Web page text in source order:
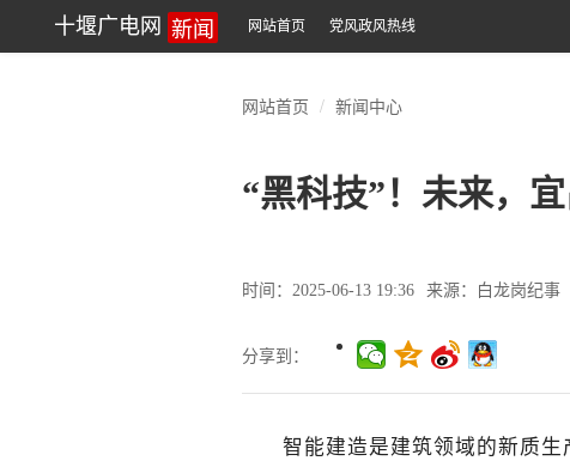
十堰广电网 新闻 网站首页 党风政风热线
网站首页 新闻中心
“黑科技”！未来，
时间：2025-06-13 19:36 来源：白龙岗纪事
分享到：
智能建造是建筑领域的新质